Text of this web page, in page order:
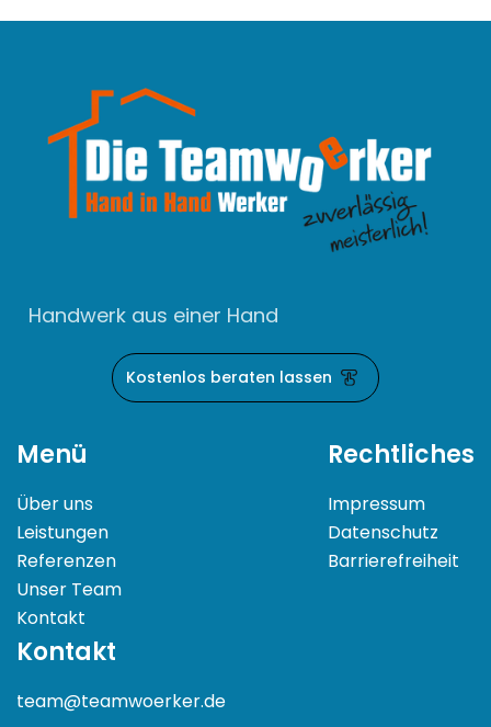
Handwerk aus einer Hand
Kostenlos beraten lassen
Menü
Über uns
Leistungen
Referenzen
Unser Team
Kontakt
Rechtliches
Impressum
Datenschutz
Barrierefreiheit
Kontakt
team@teamwoerker.de